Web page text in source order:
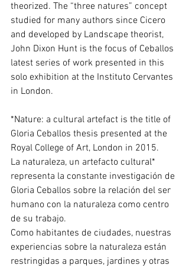
theorized. The “three natures” concept
studied for many authors since Cicero
and developed by Landscape theorist,
John Dixon Hunt is the focus of Ceballos
latest series of work presented in this
solo exhibition at the Instituto Cervantes
in London.
*Nature: a cultural artefact is the title of
Gloria Ceballos thesis presented at the
Royal College of Art, London in 2015.
La naturaleza, un artefacto cultural*
representa la constante investigación de
Gloria Ceballos sobre la relación del ser
humano con la naturaleza como centro
de su trabajo.
Como habitantes de ciudades, nuestras
experiencias sobre la naturaleza están
restringidas a parques, jardines y otras